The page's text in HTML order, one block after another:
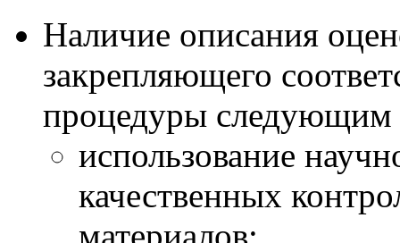
Наличие описания
закрепляющего
процедуры
использование
качественных
материалов;